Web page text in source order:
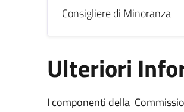
Consigliere di Minoranza
Ulteriori
I componenti della